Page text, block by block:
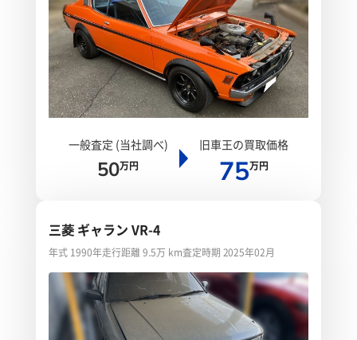
一般査定 (当社調べ)
50万円
旧車王の買取価格
75万円
三菱 ギャラン VR-4
年式 1990年走行距離 9.5万 km査定時期 2025年02月